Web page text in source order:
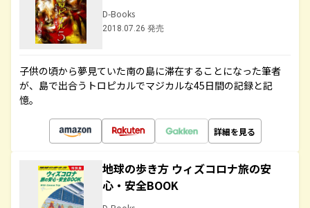
D-Books
2018.07.26 発売
子供の頃から夢見ていた南の島に滞在することになった筆者
が、島で出合うトロピカルでマジカルな45日間の記録と記
憶。
詳細を見る
地球の歩き方 ウィズコロナ旅の安
心・安全BOOK